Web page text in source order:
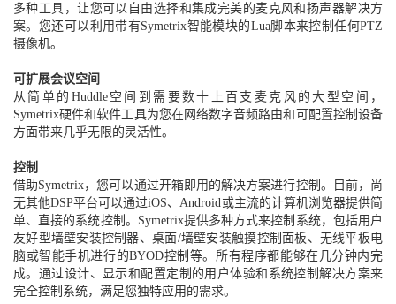
多种工具，让您可以自由选择和集成完美的麦克风和扬声器解决方
案。您还可以利用带有Symetrix智能模块的Lua脚本来控制任何PTZ
摄像机。
可扩展会议空间
从简单的Huddle空间到需要数十上百支麦克风的大型空间，
Symetrix硬件和软件工具为您在网络数字音频路由和可配置控制设备
方面带来几乎无限的灵活性。
控制
借助Symetrix，您可以通过开箱即用的解决方案进行控制。目前，尚
无其他DSP平台可以通过iOS、Android或主流的计算机浏览器提供简
单、直接的系统控制。Symetrix提供多种方式来控制系统，包括用户
友好型墙壁安装控制器、桌面/墙壁安装触摸控制面板、无线平板电
脑或智能手机进行的BYOD控制等。所有程序都能够在几分钟内完
成。通过设计、显示和配置定制的用户体验和系统控制解决方案来
完全控制系统，满足您独特应用的需求。